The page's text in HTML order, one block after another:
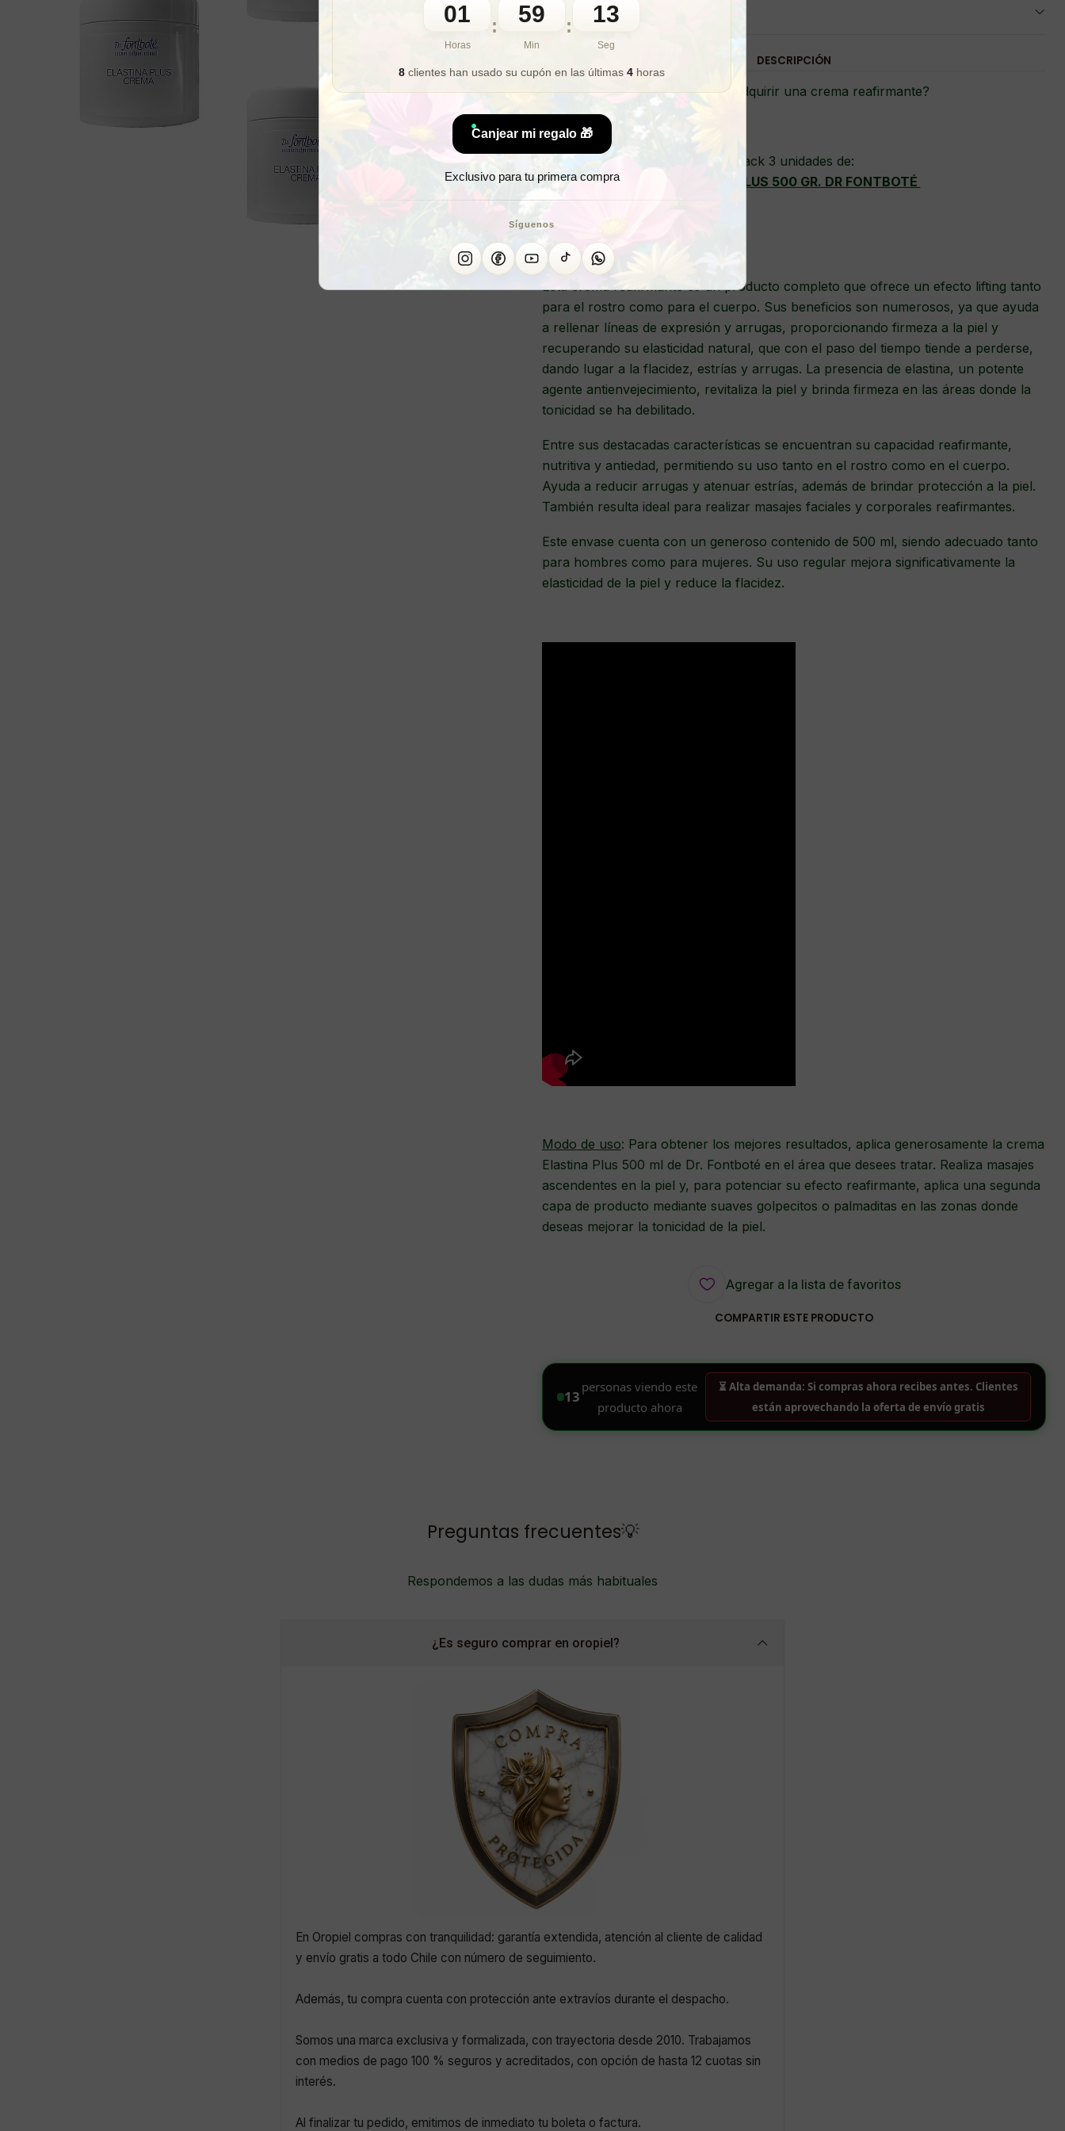
01
Horas
: 59
Min
: 11
Seg
8 clientes han usado su cupón en las últimas 4 horas
Canjear mi regalo 🎁
Exclusivo para tu primera compra
Síguenos
🎁 Lo quiero para regalo
DESCRIPCIÓN
¿Te interesa adquirir una crema reafirmante?
Pack 3 unidades de:
ELASTINA PLUS 500 GR. DR FONTBOTÉ
Esta crema reafirmante es un producto completo que ofrece un efecto lifting tanto
para el rostro como para el cuerpo. Sus beneficios son numerosos, ya que ayuda
a rellenar líneas de expresión y arrugas, proporcionando firmeza a la piel y
recuperando su elasticidad natural, que con el paso del tiempo tiende a perderse,
dando lugar a la flacidez, estrías y arrugas. La presencia de elastina, un potente
agente antienvejecimiento, revitaliza la piel y brinda firmeza en las áreas donde la
tonicidad se ha debilitado.
Entre sus destacadas características se encuentran su capacidad reafirmante,
nutritiva y antiedad, permitiendo su uso tanto en el rostro como en el cuerpo.
Ayuda a reducir arrugas y atenuar estrías, además de brindar protección a la piel.
También resulta ideal para realizar masajes faciales y corporales reafirmantes.
Este envase cuenta con un generoso contenido de 500 ml, siendo adecuado tanto
para hombres como para mujeres. Su uso regular mejora significativamente la
elasticidad de la piel y reduce la flacidez.
Modo de uso: Para obtener los mejores resultados, aplica generosamente la crema
Elastina Plus 500 ml de Dr. Fontboté en el área que desees tratar. Realiza masajes
ascendentes en la piel y, para potenciar su efecto reafirmante, aplica una segunda
capa de producto mediante suaves golpecitos o palmaditas en las zonas donde
deseas mejorar la tonicidad de la piel.
Agregar a la lista de favoritos
COMPARTIR ESTE PRODUCTO
Preguntas frecuentes💡
Respondemos a las dudas más habituales
¿Es seguro comprar en oropiel?
En Oropiel compras con tranquilidad: garantía extendida, atención al cliente de calidad
y envío gratis a todo Chile con número de seguimiento.
Además, tu compra cuenta con protección ante extravíos durante el despacho.
Somos una marca exclusiva y formalizada, con trayectoria desde 2010. Trabajamos
con medios de pago 100 % seguros y acreditados, con opción de hasta 12 cuotas sin
interés.
Al finalizar tu pedido, emitimos de inmediato tu boleta o factura.